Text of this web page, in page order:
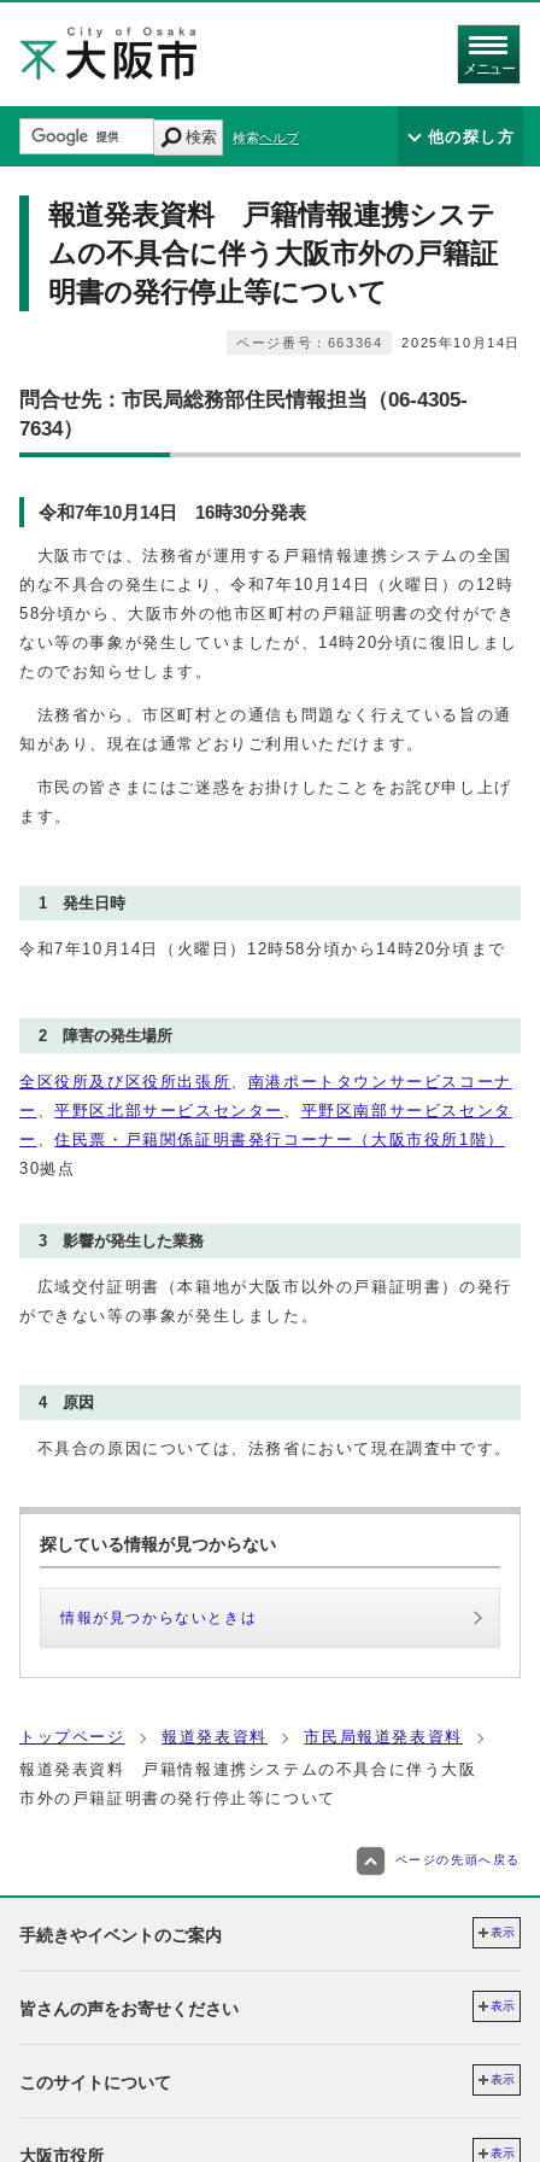
メニュー
検索 検索ヘルプ 他の探し方
報道発表資料 戸籍情報連携システ
ムの不具合に伴う大阪市外の戸籍証
明書の発行停止等について
2025年10月14日
ページ番号：663364
問合せ先：市民局総務部住民情報担当（06-4305-
7634）
令和7年10月14日 16時30分発表
大阪市では、法務省が運用する戸籍情報連携システムの全国
的な不具合の発生により、令和7年10月14日（火曜日）の12時
58分頃から、大阪市外の他市区町村の戸籍証明書の交付ができ
ない等の事象が発生していましたが、14時20分頃に復旧しまし
たのでお知らせします。
法務省から、市区町村との通信も問題なく行えている旨の通
知があり、現在は通常どおりご利用いただけます。
市民の皆さまにはご迷惑をお掛けしたことをお詫び申し上げ
ます。
1 発生日時
令和7年10月14日（火曜日）12時58分頃から14時20分頃まで
2 障害の発生場所
全区役所及び区役所出張所、 南港ポートタウンサービスコーナ
ー 、平野区北部サービスセンター 、 平野区南部サービスセンタ
ー 、住民票・戸籍関係証明書発行コーナー（大阪市役所1階）
30拠点
3 影響が発生した業務
広域交付証明書（本籍地が大阪市以外の戸籍証明書）の発行
ができない等の事象が発生しました。
4 原因
不具合の原因については、法務省において現在調査中です。
探している情報が見つからない
情報が見つからないときは
トップページ 報道発表資料
市民局報道発表資料
報道発表資料 戸籍情報連携システムの不具合に伴う大阪
市外の戸籍証明書の発行停止等について
ページの先頭へ戻る
手続きやイベントのご案内 表示
皆さんの声をお寄せください 表示
このサイトについて 表示
大阪市役所 表示